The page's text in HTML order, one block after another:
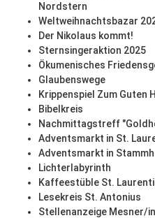
Nordstern
Weltweihnachtsbazar
Der Nikolaus kommt!
Sternsingeraktion 2025
Ökumenisches
Glaubenswege
Krippenspiel Zum Guten
Bibelkreis
Nachmittagstreff
Adventsmarkt in St.
Adventsmarkt in
Lichterlabyrinth
Kaffeestüble St.
Lesekreis St. Antonius
Stellenanzeige Mesner/